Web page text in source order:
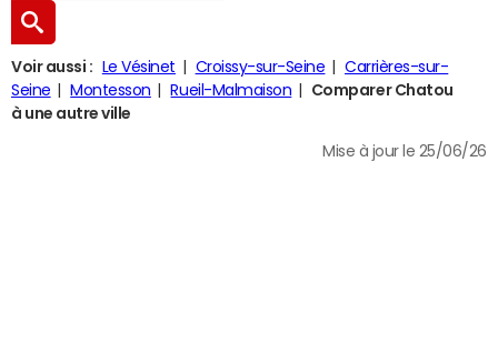
Voir aussi : Le Vésinet Croissy-sur-Seine
Carrières-sur-
Seine
Montesson Rueil-Malmaison
Comparer Chatou
à une autre ville
Mise à jour le 25/06/26